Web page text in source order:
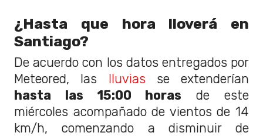
¿Hasta que hora lloverá en
Santiago?
De acuerdo con los datos entregados por
Meteored, las lluviasse extenderían
hasta las 15:00 horas de este
miércoles acompañado de vientos de 14
km/h, comenzando a disminuir de